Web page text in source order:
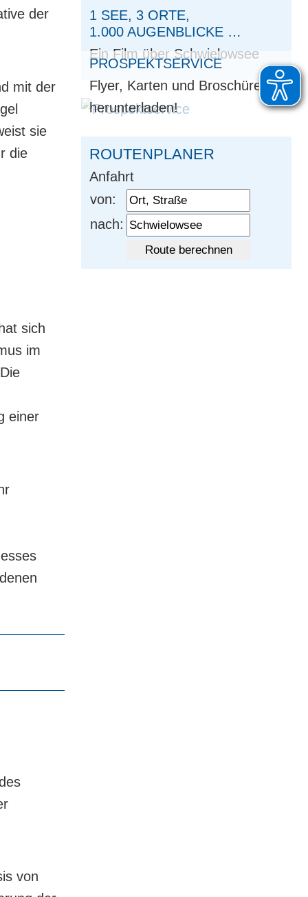
der
mit der
sie
die
sich
im
einer
von
1 SEE, 3 ORTE,
1.000 AUGENBLICKE …
Ein Film über Schwielowsee
PROSPEKTSERVICE
Flyer, Karten und Broschüren
herunterladen!
ROUTENPLANER
Anfahrt
von:
nach: